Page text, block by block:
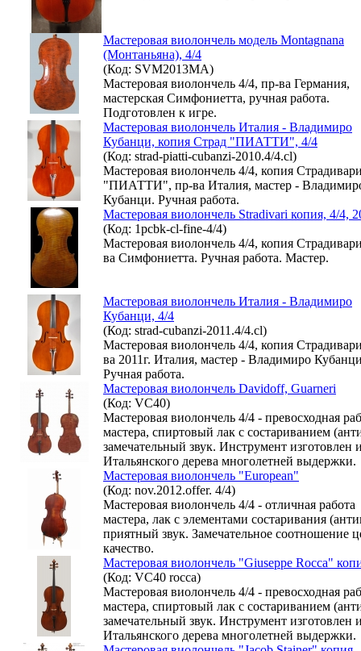
Мастеровая виолончель модель Montagnana
(Монтаньяна), 4/4
(Код: SVM2013MA)
Мастеровая виолончель 4/4, пр-ва Германия,
мастерская Симфониетта, ручная работа.
Подготовлен к игре.
Мастеровая виолончель Италия - Владимиро
Кубанци, копия Страд "ПИАТТИ", 4/4
(Код: strad-piatti-cubanzi-2010.4/4.cl)
Мастеровая виолончель 4/4, копия
"ПИАТТИ", пр-ва Италия, мастер -
Кубанци. Ручная работа.
Мастеровая виолончель Stradivari копия, 4/4,
(Код: 1pcbk-cl-fine-4/4)
Мастеровая виолончель 4/4, копия
ва Симфониетта. Ручная работа. Мастер.
Мастеровая виолончель Италия - Владимиро
Кубанци, 4/4
(Код: strad-cubanzi-2011.4/4.cl)
Мастеровая виолончель 4/4, копия
ва 2011г. Италия, мастер - Владимиро
Ручная работа.
Мастеровая виолончель Davidoff, Guarneri
(Код: VC40)
Мастеровая виолончель 4/4 - превосходная
мастера, спиртовый лак с состариванием
замечательный звук. Инструмент изготовлен
Итальянского дерева многолетней выдержки.
Мастеровая виолончель "European"
(Код: nov.2012.offer. 4/4)
Мастеровая виолончель 4/4 - отличная работа
мастера, лак с элементами состаривания
приятный звук. Замечательное соотношение
качество.
Мастеровая виолончель "Giuseppe Rocca"
(Код: VC40 rocca)
Мастеровая виолончель 4/4 - превосходная
мастера, спиртовый лак с состариванием
замечательный звук. Инструмент изготовлен
Итальянского дерева многолетней выдержки.